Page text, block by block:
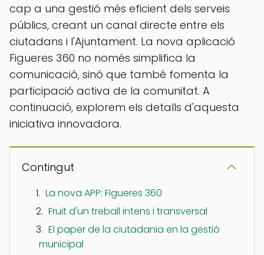
cap a una gestió més eficient dels serveis
públics, creant un canal directe entre els
ciutadans i l'Ajuntament. La nova aplicació
Figueres 360 no només simplifica la
comunicació, sinó que també fomenta la
participació activa de la comunitat. A
continuació, explorem els detalls d'aquesta
iniciativa innovadora.
Contingut
La nova APP: Figueres 360
Fruit d'un treball intens i transversal
El paper de la ciutadania en la gestió
municipal